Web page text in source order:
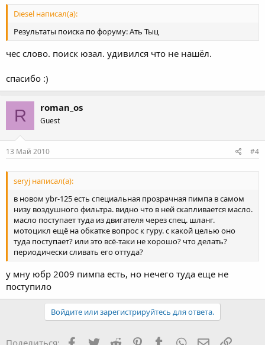
Diesel написал(а):
Результаты поиска по форуму: Ать Тыц
чес слово. поиск юзал. удивился что не нашёл.
спасибо :)
R roman_os
Guest
13 Май 2010 #4
seryj написал(а):
в новом ybr-125 есть специальная прозрачная пимпа в самом
низу воздушного фильтра. видно что в ней скапливается масло.
масло поступает туда из двигателя через спец. шланг.
мотоцикл ещё на обкатке вопрос к гуру. с какой целью оно
туда поступает? или это всё-таки не хорошо? что делать?
периодически сливать его оттуда?
у мну юбр 2009 пимпа есть, но нечего туда еще не
поступило
Войдите или зарегистрируйтесь для ответа.
Поделиться: Facebook
TwitterReddit PinterestTumblr WhatsApp Ссылка